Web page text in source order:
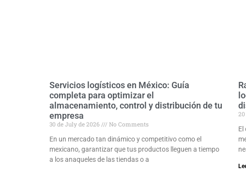
Servicios logísticos en México: Guía
completa para optimizar el
almacenamiento, control y distribución de tu
empresa
30 de July de 2026
No Comments
En un mercado tan dinámico y competitivo como el
mexicano, garantizar que tus productos lleguen a tiempo
a los anaqueles de las tiendas o a
El